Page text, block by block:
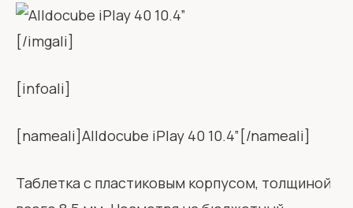
[/imgali]
[infoali]
[nameali]Alldocube iPlay 40 10.4”[/nameali]
Таблетка с пластиковым корпусом, толщиной